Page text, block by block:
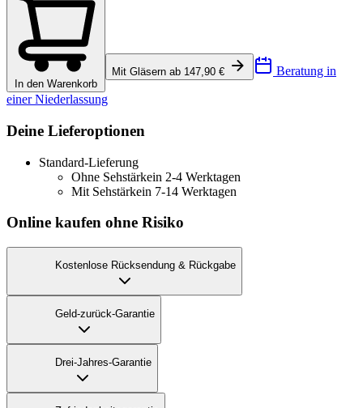
In den Warenkorb
Mit Gläsern ab 147,90 € Beratung in
einer Niederlassung
Deine Lieferoptionen
Standard-Lieferung
Ohne Sehstärkein 2-4 Werktagen
Mit Sehstärkein 7-14 Werktagen
Online kaufen ohne Risiko
Kostenlose Rücksendung & Rückgabe
Geld-zurück-Garantie
Drei-Jahres-Garantie